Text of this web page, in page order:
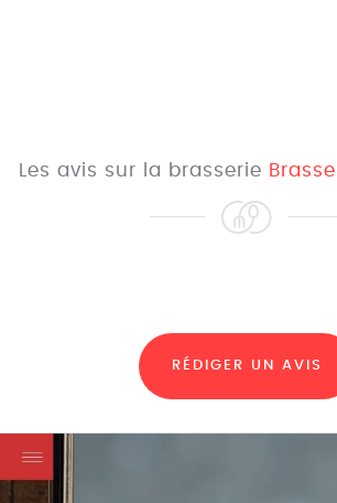
Les avis sur la brasserie
RÉDIGER UN AVIS